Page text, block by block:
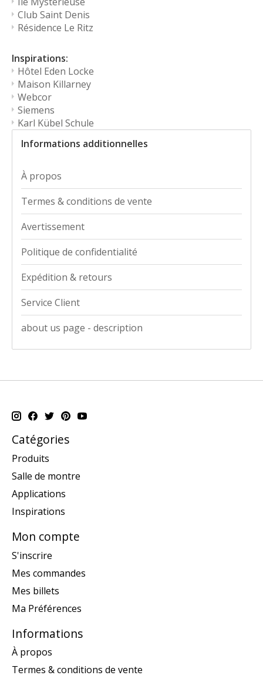
Club Saint Denis
Résidence Le Ritz
Inspirations:
Hôtel Eden Locke
Maison Killarney
Webcor
Siemens
Karl Kübel Schule
Informations additionnelles
À propos
Termes & conditions de vente
Avertissement
Politique de confidentialité
Expédition & retours
Service Client
about us page - description
Catégories
Produits
Salle de montre
Applications
Inspirations
Mon compte
S'inscrire
Mes commandes
Mes billets
Ma Préférences
Informations
À propos
Termes & conditions de vente